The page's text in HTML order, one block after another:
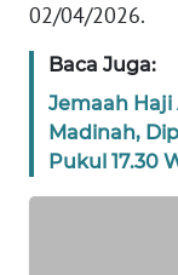
02/04/2026.
Baca Juga:
Jemaah Haji
Madinah,
Pukul 17.30
JABAR
WN
BANTEN